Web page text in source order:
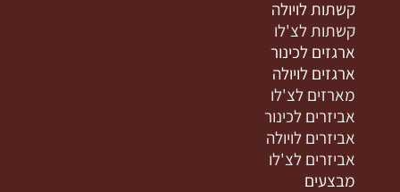
קשתות לויולה
קשתות לצ'לו
ארגזים לכינור
ארגזים לויולה
מארזים לצ'לו
אביזרים לכינור
אביזרים לויולה
אביזרים לצ'לו
מבצעים